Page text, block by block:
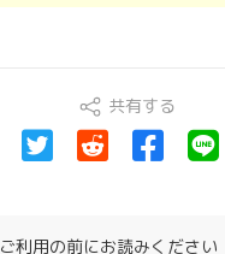
共有する
ご利用の前にお読みください